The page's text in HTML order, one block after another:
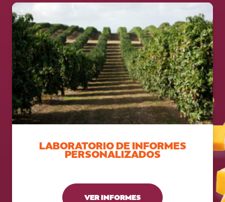
LABORATORIO DE INFORMES
PERSONALIZADOS
VER INFORMES